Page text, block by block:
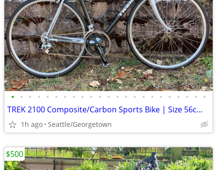
• • • • • • • • • • • • • • • • • • • • • • •
TREK 2100 Composite/Carbon Sports Bike | Size 56cm | Made in USA*
1h ago Seattle/Georgetown
$500